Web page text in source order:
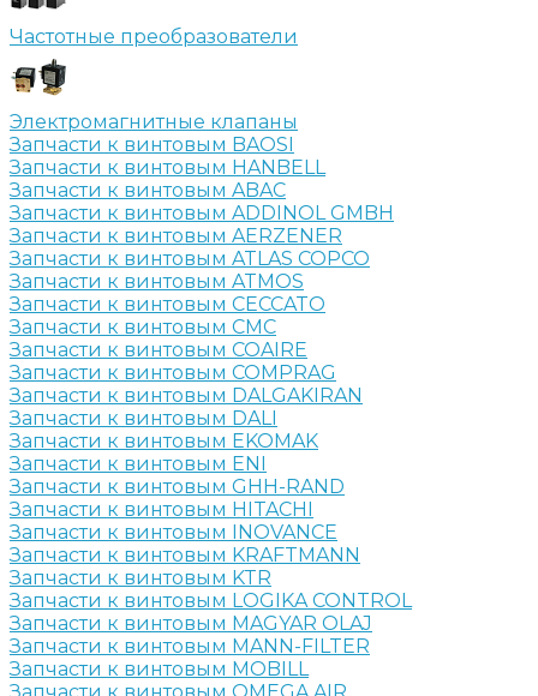
Частотные преобразователи
Электромагнитные клапаны
Запчасти к винтовым BAOSI
Запчасти к винтовым HANBELL
Запчасти к винтовым ABAC
Запчасти к винтовым ADDINOL GMBH
Запчасти к винтовым AERZENER
Запчасти к винтовым ATLAS COPCO
Запчасти к винтовым ATMOS
Запчасти к винтовым CECCATO
Запчасти к винтовым CMC
Запчасти к винтовым COAIRE
Запчасти к винтовым COMPRAG
Запчасти к винтовым DALGAKIRAN
Запчасти к винтовым DALI
Запчасти к винтовым EKOMAK
Запчасти к винтовым ENI
Запчасти к винтовым GHH-RAND
Запчасти к винтовым HITACHI
Запчасти к винтовым INOVANCE
Запчасти к винтовым KRAFTMANN
Запчасти к винтовым KTR
Запчасти к винтовым LOGIKA CONTROL
Запчасти к винтовым MAGYAR OLAJ
Запчасти к винтовым MANN-FILTER
Запчасти к винтовым MOBILL